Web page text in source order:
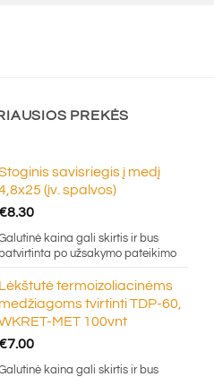
PREKĖS
savisriegis į medį
(įv. spalvos)
8.30
kaina gali skirtis ir bus
po užsakymo pateikimo
Lėkštutė termoizoliacinėms
medžiagoms tvirtinti TDP-60,
MET 100vnt
7.00
kaina gali skirtis ir bus